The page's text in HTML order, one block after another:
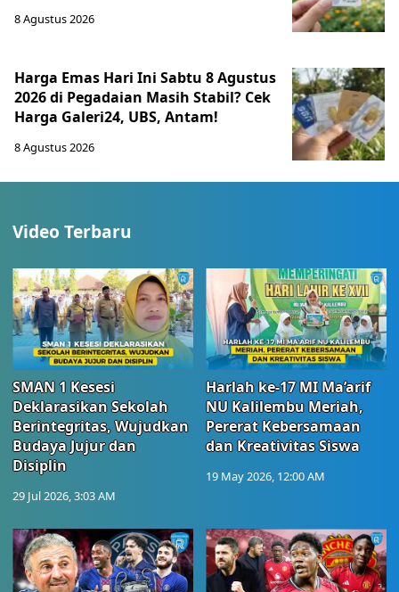
8 Agustus 2026
Harga Emas Hari Ini Sabtu 8 Agustus
2026 di Pegadaian Masih Stabil? Cek
Harga Galeri24, UBS, Antam!
8 Agustus 2026
Video Terbaru
SMAN 1 Kesesi
Deklarasikan Sekolah
Berintegritas, Wujudkan
Budaya Jujur dan
Disiplin
29 Jul 2026, 3:03 AM
Harlah ke-17 MI Ma’arif
NU Kalilembu Meriah,
Pererat Kebersamaan
dan Kreativitas Siswa
19 May 2026, 12:00 AM